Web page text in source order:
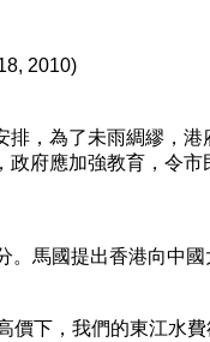
2010)
，為了未雨綢繆，
府應加強教育，令市
馬國提出香港向中
下，我們的東江水